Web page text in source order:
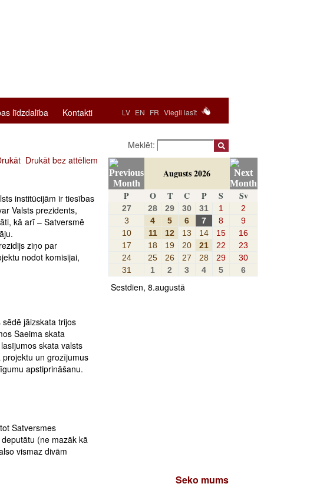
LV EN FR Viegli lasīt
līdzdalība Kontakti
Drukāt bez attēliem
institūcijām ir tiesības
Valsts prezidents,
kā arī – Satversmē
ziņo par
nodot komisijai,
jāizskata trijos
Saeima skata
skata valsts
un grozījumus
apstiprināšanu.
Satversmes
(ne mazāk kā
vismaz divām
Meklēt:
Augusts 2026
P
O T C P S Sv
27 28 29 30 31 1
2
3
4 5 6 7 8
9
10
11 12 13 14 15
16
17
18 19 20 21 22
23
24
25 26 27 28 29
30
31
1 2 3 4 5 6
Sestdien, 8.augustā
Seko mums